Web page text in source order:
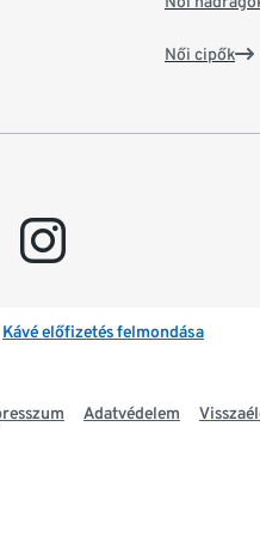
Női cipők
instagram
Kávé előfizetés felmondása
Adatvédelem